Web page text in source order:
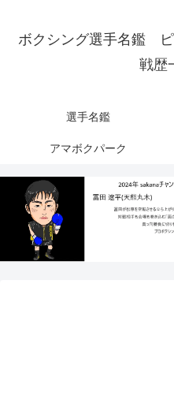
ボクシング選手名鑑
戦歴
選手名鑑
アマボクパーク